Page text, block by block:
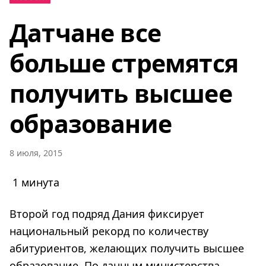
Датчане все
больше стремятся
получить высшее
образование
8 июля, 2015
1 минута
Второй год подряд Дания фиксирует
национальный рекорд по количеству
абитуриентов, желающих получить высшее